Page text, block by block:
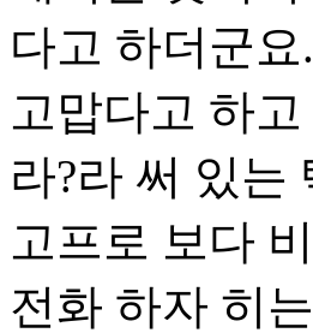
다고 하더군
고맙다고 하
라?라 써 있는
고프로 보다
전화 하자 히